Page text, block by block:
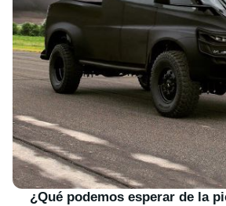
¿Qué podemos esperar de la